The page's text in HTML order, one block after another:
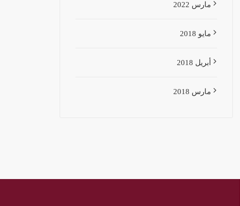
مارس 2022
مايو 2018
أبريل 2018
مارس 2018